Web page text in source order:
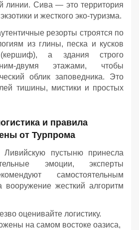
линии. Сива — это территория
и жесткого эко-туризма.
резорты строятся по
из глины, песка и кусков
а здания строго
двумя этажами, чтобы
облик заповедника. Это
тишины, мистики и простых
и правила
от Турпрома
пустыню принесла
эмоции, эксперты
самостоятельным
вооружение жесткий алгоритм
оценивайте логистику.
на самом востоке оазиса,